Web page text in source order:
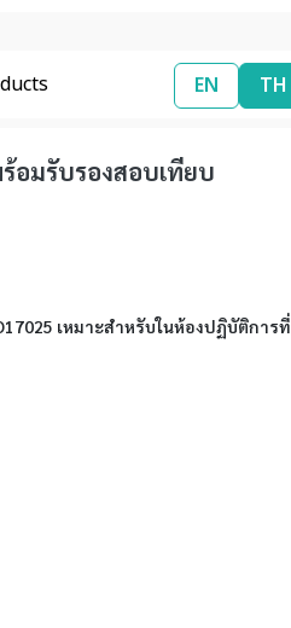
EN TH
อมรับรองสอบเทียบ
เหมาะสำหรับในห้องปฏิบัติการที่